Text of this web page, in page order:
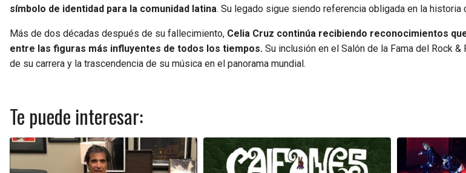
símbolo de identidad para la comunidad latina. Su legado sigue siendo referencia obligada en la historia
Más de dos décadas después de su fallecimiento, Celia Cruz continúa recibiendo reconocimientos
entre las figuras más influyentes de todos los tiempos. Su inclusión en el Salón de la Fama del Rock
de su carrera y la trascendencia de su música en el panorama mundial.
Te puede interesar: